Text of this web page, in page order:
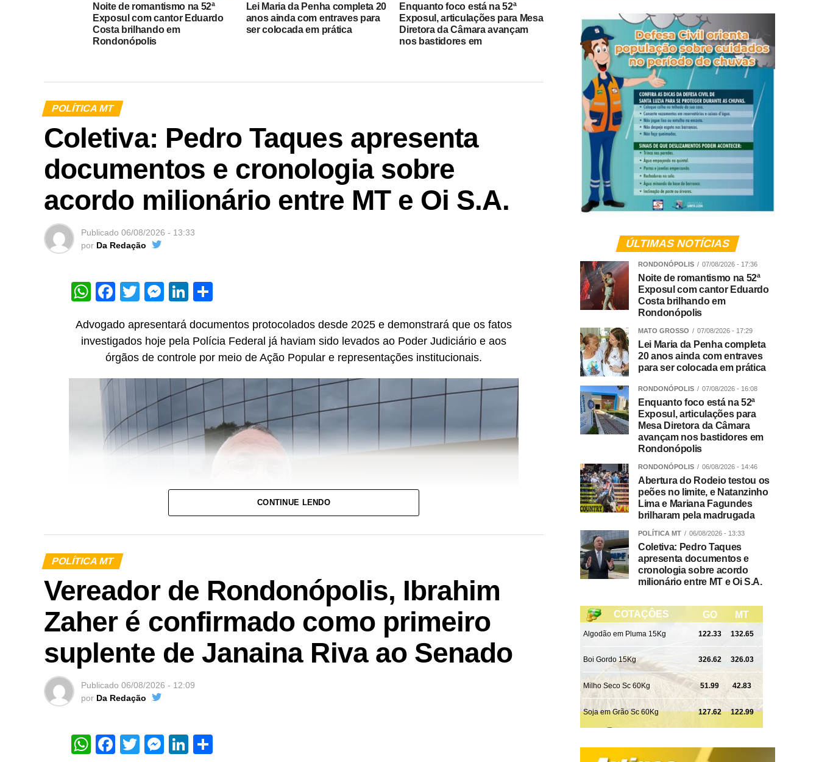
Noite de romantismo na 52ª
Exposul com cantor Eduardo
Costa brilhando em
Rondonópolis
Lei Maria da Penha completa 20
anos ainda com entraves para
ser colocada em prática
Enquanto foco está na 52ª
Exposul, articulações para Mesa
Diretora da Câmara avançam
nos bastidores em
POLÍTICA MT
Coletiva: Pedro Taques apresenta
documentos e cronologia sobre
acordo milionário entre MT e Oi S.A.
Publicado 06/08/2026 - 13:33
por Da Redação
WhatsApp
Facebook
TwitterMessenger
LinkedIn
Advogado apresentará documentos protocolados desde 2025 e demonstrará que os fatos
investigados hoje pela Polícia Federal já haviam sido levados ao Poder Judiciário e aos
órgãos de controle por meio de Ação Popular e representações institucionais.
CONTINUE LENDO
POLÍTICA MT
Vereador de Rondonópolis, Ibrahim
Zaher é confirmado como primeiro
suplente de Janaina Riva ao Senado
Publicado 06/08/2026 - 12:09
por Da Redação
WhatsApp
Facebook
TwitterMessenger
LinkedIn
ÚLTIMAS NOTÍCIAS
RONDONÓPOLIS 07/08/2026 - 17:36
Noite de romantismo na 52ª
Exposul com cantor Eduardo
Costa brilhando em
Rondonópolis
MATO GROSSO 07/08/2026 - 17:29
Lei Maria da Penha completa
20 anos ainda com entraves
para ser colocada em prática
RONDONÓPOLIS 07/08/2026 - 16:08
Enquanto foco está na 52ª
Exposul, articulações para
Mesa Diretora da Câmara
avançam nos bastidores em
Rondonópolis
RONDONÓPOLIS 06/08/2026 - 14:46
Abertura do Rodeio testou os
peões no limite, e Natanzinho
Lima e Mariana Fagundes
brilharam pela madrugada
POLÍTICA MT 06/08/2026 - 13:33
Coletiva: Pedro Taques
apresenta documentos e
cronologia sobre acordo
milionário entre MT e Oi S.A.